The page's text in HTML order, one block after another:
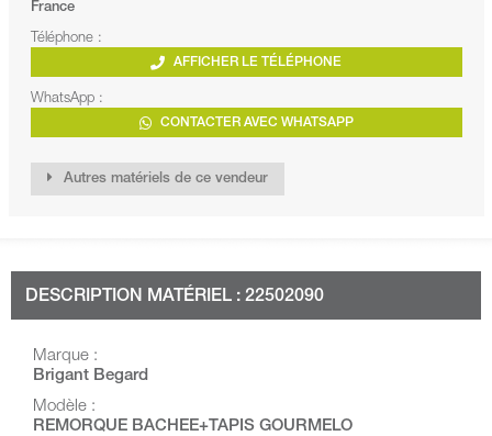
France
Téléphone :
AFFICHER LE TÉLÉPHONE
WhatsApp :
CONTACTER AVEC WHATSAPP
Autres matériels de ce vendeur
DESCRIPTION MATÉRIEL : 22502090
Marque :
Brigant Begard
Modèle :
REMORQUE BACHEE+TAPIS GOURMELO